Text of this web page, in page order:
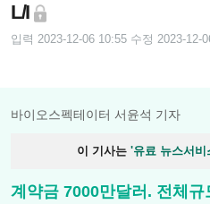
L/I
입력 2023-12-06 10:55 수정 2023-12-
바이오스펙테이터 서윤석 기자
이 기사는 '유료 뉴스서
계약금 7000만달러. 전체규